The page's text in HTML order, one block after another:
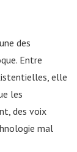
des
Entre
elle
les
des voix
mal